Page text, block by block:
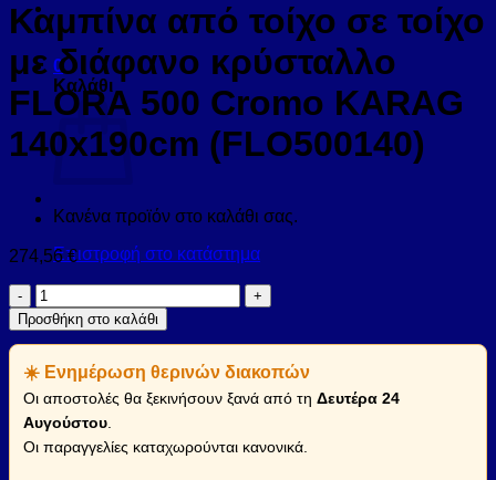
0
Καλάθι
Κανένα προϊόν στο καλάθι σας.
Επιστροφή στο κατάστημα
Καμπίνα από τοίχο σε τοίχο
με διάφανο κρύσταλλο
FLORA 500 Cromo KARAG
140x190cm (FLO500140)
274,56€
Καμπίνα
από
τοίχο
τοίχο
με
διάφανο
κρύσταλλο
FLORA
Προσθήκη στο καλάθι
☀️ Ενημέρωση θερινών διακοπών
Οι αποστολές θα ξεκινήσουν ξανά από τη Δευτέρα 24
Αυγούστου
Οι παραγγελίες καταχωρούνται κανονικά.